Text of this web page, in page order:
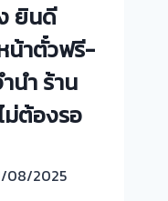
ยินดี
น้าตั๋วฟรี-
นำ ร้าน
ต้องรอ
08/2025